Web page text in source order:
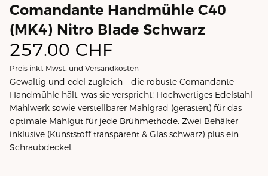
Comandante Handmühle C40
(MK4) Nitro Blade Schwarz
257.00 CHF
Preis inkl. Mwst. und Versandkosten
Gewaltig und edel zugleich – die robuste Comandante
Handmühle hält, was sie verspricht! Hochwertiges Edelstahl-
Mahlwerk sowie verstellbarer Mahlgrad (gerastert) für das
optimale Mahlgut für jede Brühmethode. Zwei Behälter
inklusive (Kunststoff transparent & Glas schwarz) plus ein
Schraubdeckel.